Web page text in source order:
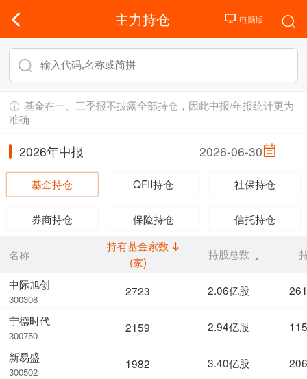
主力持仓
基金在一、三季报不披露全部持仓，因此中报/年报统计更为
准确
2026年中报 2026-06-30
基金持仓 QFII持仓 社保持仓
券商持仓 保险持仓 信托持仓
名称
中际旭创
300308
宁德时代
300750
新易盛
300502
持有基金家数
(家)
持股总数
2723 2.06亿股
2159 2.94亿股
1982 3.40亿股